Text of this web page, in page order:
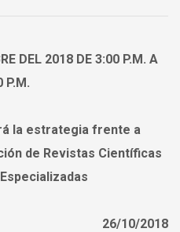
DEL 2018 DE 3:00 P.M. A
P.M.
la estrategia frente a
de Revistas Científicas
26/10/2018